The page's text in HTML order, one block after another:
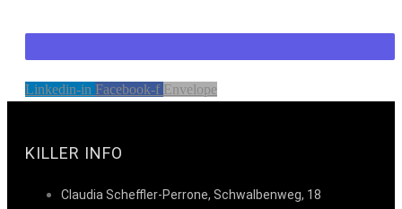
Linkedin-in Facebook-f Envelope
KILLER INFO
Claudia Scheffler-Perrone, Schwalbenweg, 18